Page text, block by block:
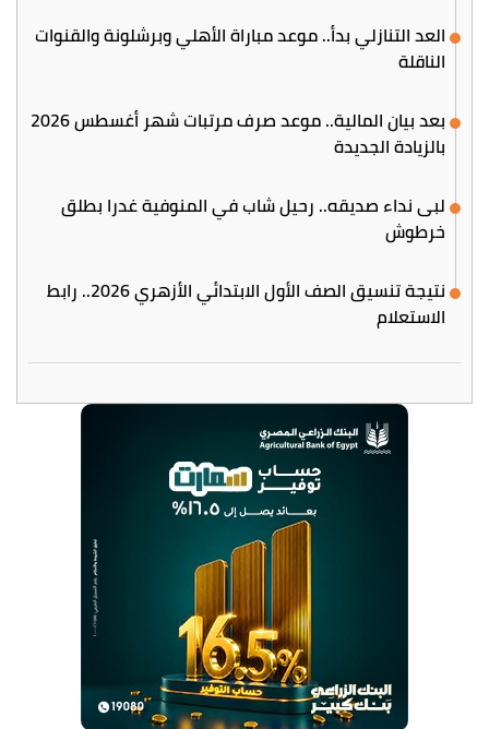
العد التنازلي بدأ.. موعد مباراة الأهلي وبرشلونة والقنوات
الناقلة
بعد بيان المالية.. موعد صرف مرتبات شهر أغسطس 2026
بالزيادة الجديدة
لبى نداء صديقه.. رحيل شاب في المنوفية غدرا بطلق
خرطوش
نتيجة تنسيق الصف الأول الابتدائي الأزهري 2026.. رابط
الاستعلام